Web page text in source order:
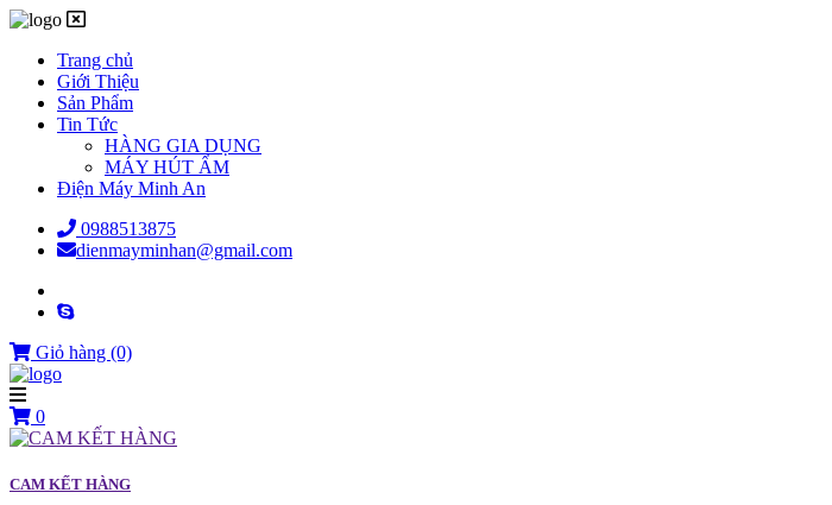
Trang chủ
Giới Thiệu
Sản Phẩm
Tin Tức
HÀNG GIA DỤNG
MÁY HÚT ẨM
Điện Máy Minh An
0988513875
dienmayminhan@gmail.com
Giỏ hàng (0)
0
CAM KẾT HÀNG